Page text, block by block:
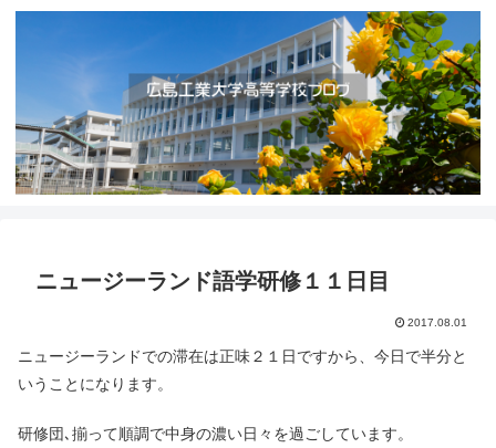
ニュージーランド語学研修１１日目
2017.08.01
ニュージーランドでの滞在は正味２１日ですから、今日で半分と
いうことになります。
研修団､揃って順調で中身の濃い日々を過ごしています。